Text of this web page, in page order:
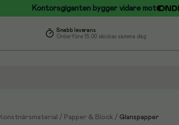
Kontorsgiganten bygger vidare mot
Snabb leverans
Order före 15.00 skickas samma dag
/ Papper & Block / Glanspapper